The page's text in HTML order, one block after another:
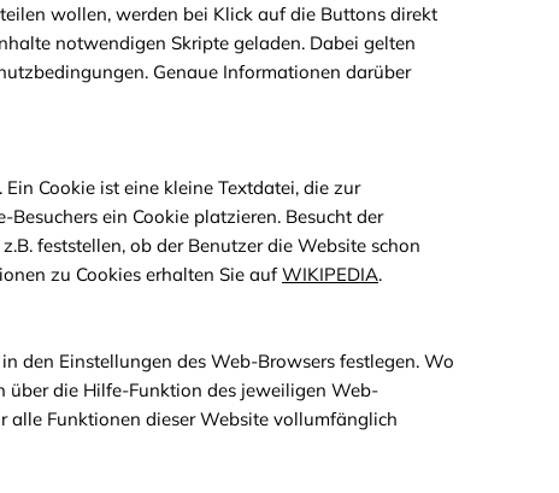
wollen, werden bei Klick auf die Buttons direkt
notwendigen Skripte geladen. Dabei gelten
Genaue Informationen darüber
Cookie ist eine kleine Textdatei, die zur
ein Cookie platzieren. Besucht der
feststellen, ob der Benutzer die Website schon
zu Cookies erhalten Sie aufWIKIPEDIA.
den Einstellungen des Web-Browsers festlegen. Wo
die Hilfe-Funktion des jeweiligen Web-
alle Funktionen dieser Website vollumfänglich